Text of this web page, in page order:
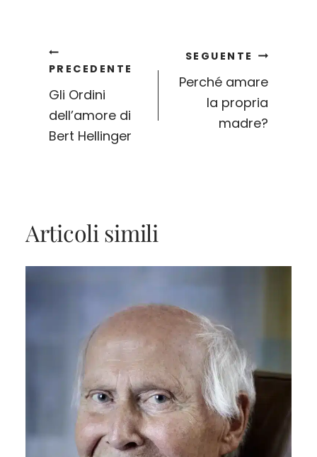
Navigazione
articoli
PRECEDENTE
Gli Ordini
dell’amore di
Bert Hellinger
SEGUENTE
Perché amare
la propria
madre?
Articoli simili